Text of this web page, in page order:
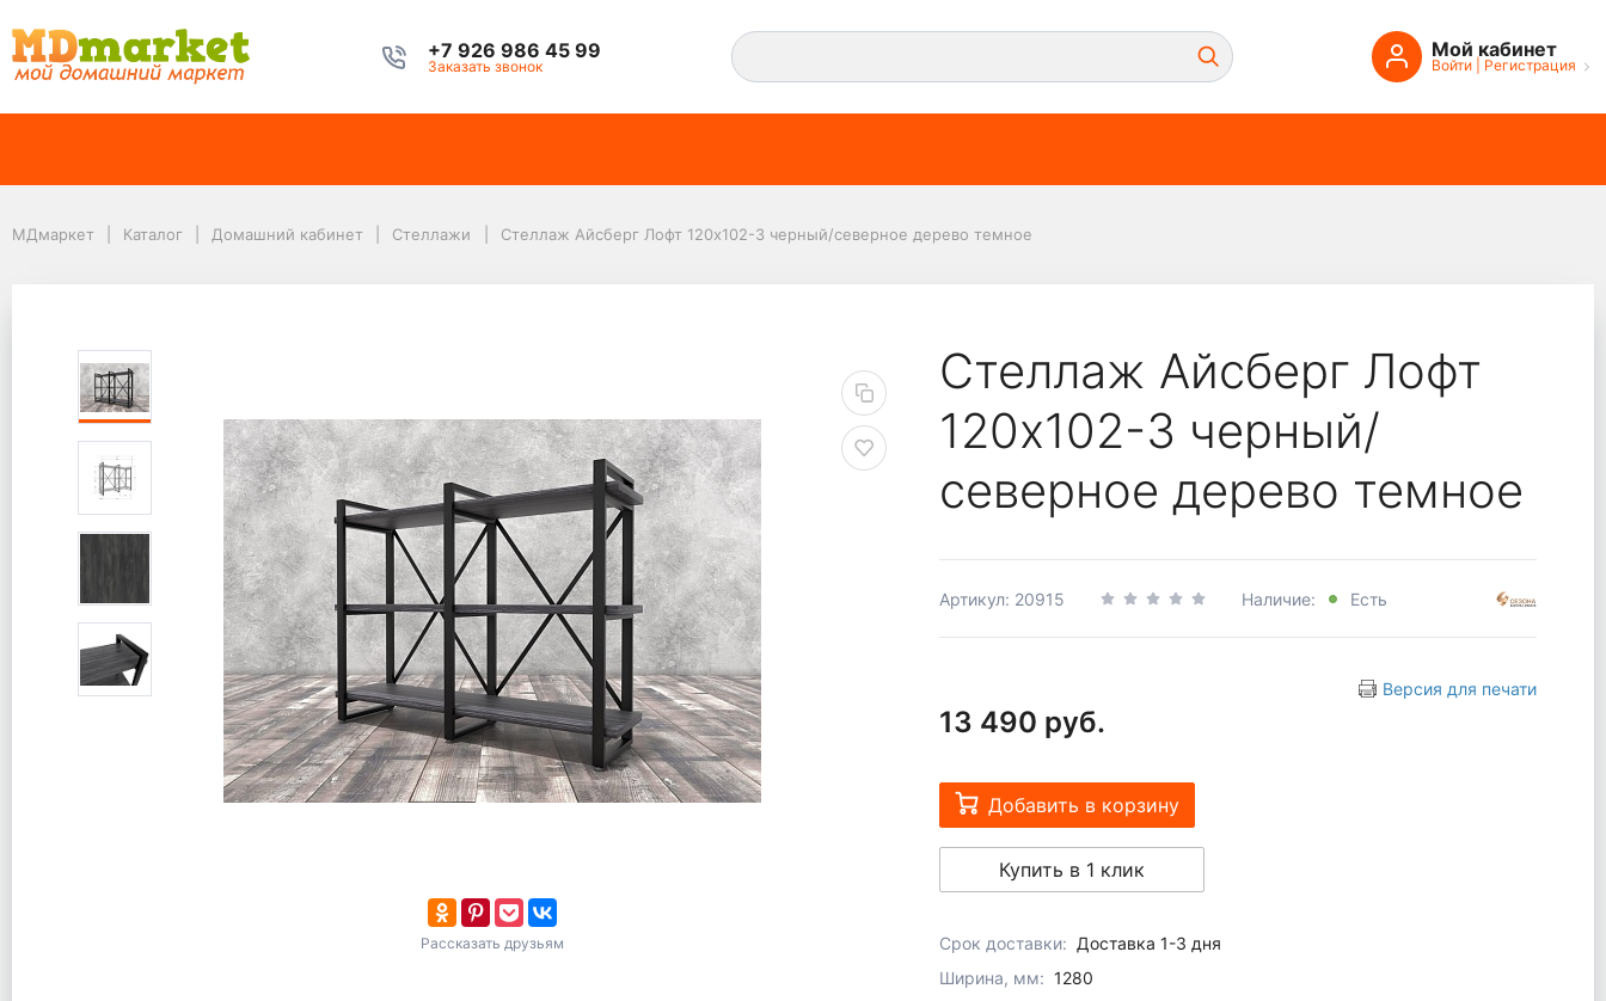
+7 926 986 45 99
Заказать звонок
Мой кабинет
Войти| Регистрация
Стеллажи
Стеллаж Айсберг Лофт 120х102-3 черный/северное дерево темное
МДмаркет Каталог Домашний кабинет Стеллажи Стеллаж Айсберг Лофт 120х102-3 черный/северное дерево темное
Рассказать друзьям
Стеллаж Айсберг Лофт
120х102-3 черный/
северное дерево темное
Артикул: 20915 Наличие: Есть
Версия для печати
13 490 руб.
Добавить в корзину
Купить в 1 клик
Срок доставки: Доставка 1-3 дня
Ширина, мм: 1280